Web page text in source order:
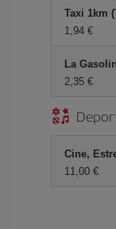
Taxi 1km
1,94 €
La
2,35 €
Cine,
11,00 €